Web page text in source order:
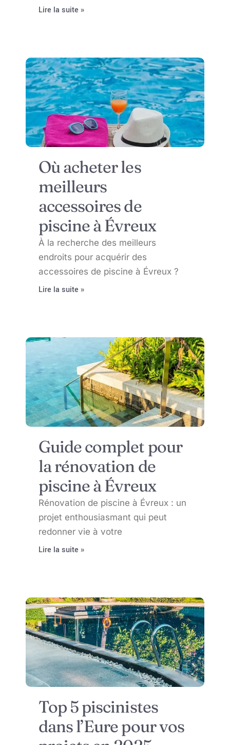
Lire la suite »
Où acheter les
meilleurs
accessoires de
piscine à Évreux
À la recherche des meilleurs
endroits pour acquérir des
accessoires de piscine à Évreux ?
Lire la suite »
Guide complet pour
la rénovation de
piscine à Évreux
Rénovation de piscine à Évreux : un
projet enthousiasmant qui peut
redonner vie à votre
Lire la suite »
Top 5 piscinistes
dans l’Eure pour vos